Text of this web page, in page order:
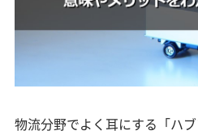
物流分野でよく耳にする「ハ